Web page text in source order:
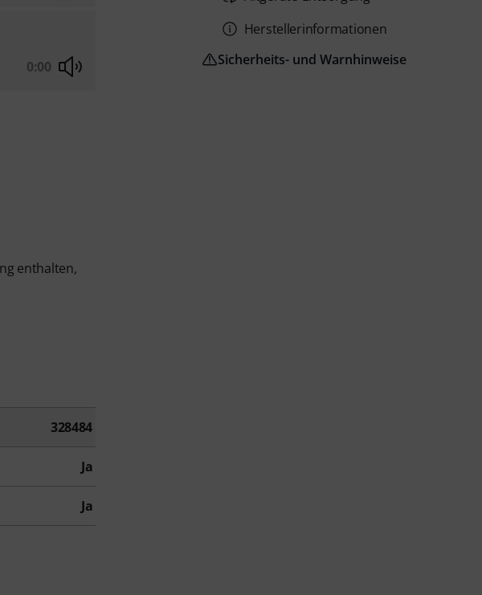
0:00
enthalten,
328484
Ja
Ja
Herstellerinformationen
Sicherheits- und Warnhinweise